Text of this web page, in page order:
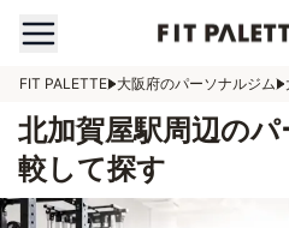
FIT PALETTE 大阪府のパーソナルジム
北加賀屋駅周辺の
較して探す